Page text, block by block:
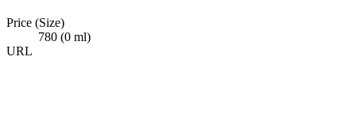
Price (Size)
780 (0 ml)
URL